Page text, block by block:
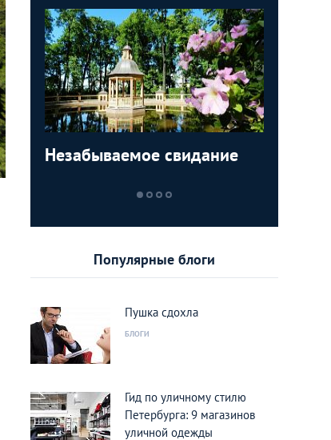
Незабываемое свидание
Популярные блоги
Пушка сдохла
БЛОГИ
Гид по уличному стилю
Петербурга: 9 магазинов
уличной одежды